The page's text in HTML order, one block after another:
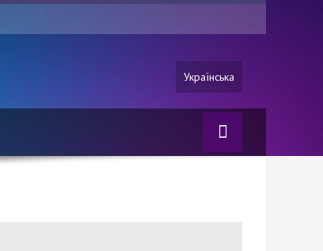
Українська